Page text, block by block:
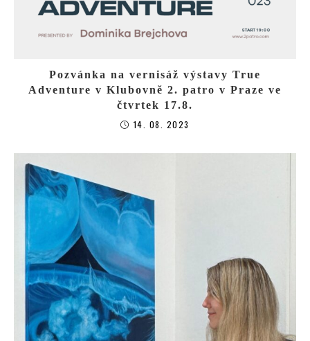
Pozvánka na vernisáž výstavy True
Adventure v Klubovně 2. patro v Praze ve
čtvrtek 17.8.
14. 08. 2023